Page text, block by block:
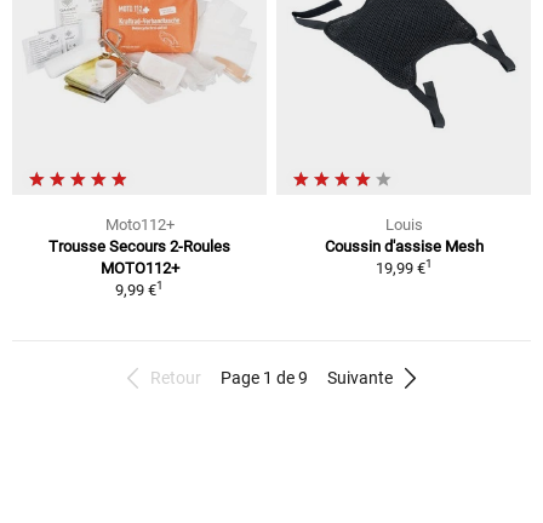
Moto112+
Trousse Secours 2-Roules
MOTO112+
9,99 €1
Louis
Coussin d'assise Mesh
19,99 €1
Retour Page 1 de 9 Suivante